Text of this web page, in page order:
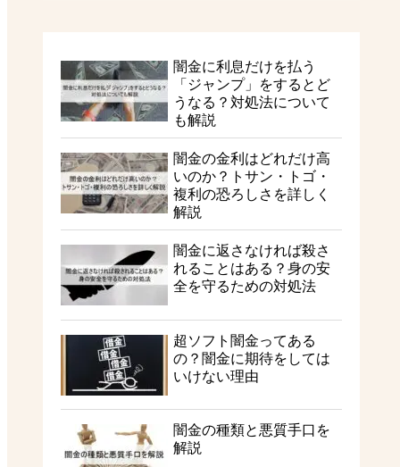
闇金に利息だけを払う
「ジャンプ」をするとど
うなる？対処法について
も解説
闇金の金利はどれだけ高
いのか？トサン・トゴ・
複利の恐ろしさを詳しく
解説
闇金に返さなければ殺さ
れることはある？身の安
全を守るための対処法
超ソフト闇金ってある
の？闇金に期待をしては
いけない理由
闇金の種類と悪質手口を
解説